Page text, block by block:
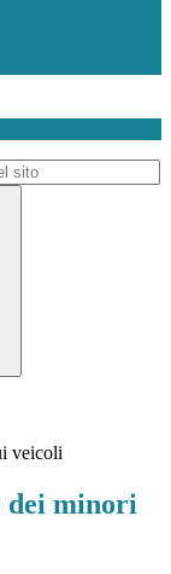
veicoli
dei minori